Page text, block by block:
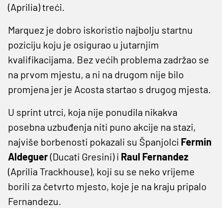
(Aprilia) treći.
Marquez je dobro iskoristio najbolju startnu
poziciju koju je osigurao u jutarnjim
kvalifikacijama. Bez većih problema zadržao se
na prvom mjestu, a ni na drugom nije bilo
promjena jer je Acosta startao s drugog mjesta.
U sprint utrci, koja nije ponudila nikakva
posebna uzbuđenja niti puno akcije na stazi,
najviše borbenosti pokazali su Španjolci Fermin
Aldeguer(Ducati Gresini) i Raul Fernandez
(Aprilia Trackhouse), koji su se neko vrijeme
borili za četvrto mjesto, koje je na kraju pripalo
Fernandezu.